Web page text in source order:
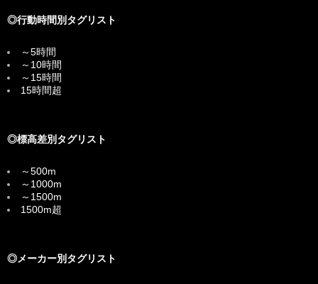
◎行動時間別タグリスト
～5時間
～10時間
～15時間
15時間超
◎標高差別タグリスト
～500m
～1000m
～1500m
1500m超
◎メーカー別タグリスト